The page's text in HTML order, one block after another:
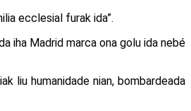
ecclesial furak ida”.
iha Madrid marca ona golu ida nebé
liu humanidade nian, bombardeada